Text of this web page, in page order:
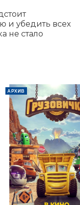
и убедить всех
не стало
АРХИВ